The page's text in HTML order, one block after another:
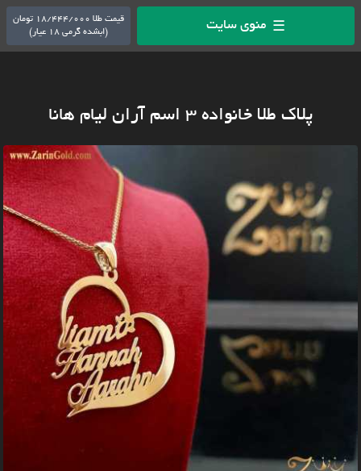
☰ منوی سایت
قیمت طلا 18/444/000 تومان
(ابشده گرمی 18 عیار)
پلاک طلا خانواده 3 اسم آران لیام هانا